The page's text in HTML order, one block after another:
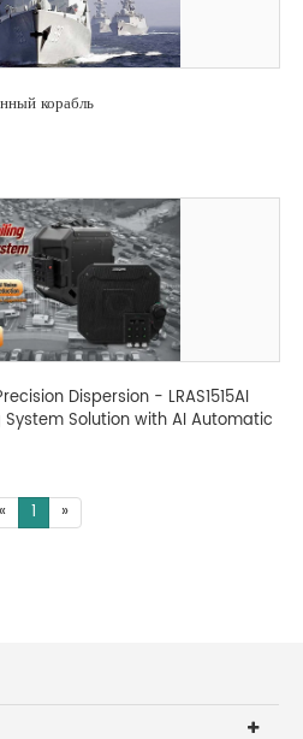
корабль
Dispersion - LRAS1515AI
Solution with AI Automatic
« 1 »